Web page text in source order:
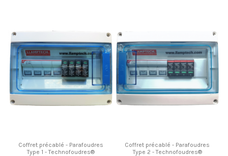
Coffret précablé - Parafoudres
Type 1 - Technofoudres®
Coffret précablé - Parafoudres
Type 2 - Technofoudres®